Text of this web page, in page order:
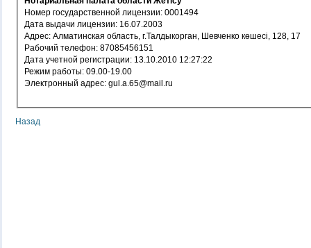
Номер государственной лицензии: 0001494
Дата выдачи лицензии: 16.07.2003
Адрес: Алматинская область, г.Талдыкорган, Шевченко көшесі, 128, 17
Рабочий телефон: 87085456151
Дата учетной регистрации: 13.10.2010 12:27:22
Режим работы: 09.00-19.00
Электронный адрес: gul.a.65@mail.ru
Назад